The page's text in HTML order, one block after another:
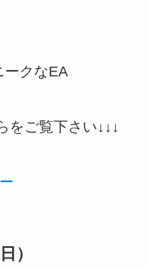
ークなEA
をご覧下さい↓↓↓
）